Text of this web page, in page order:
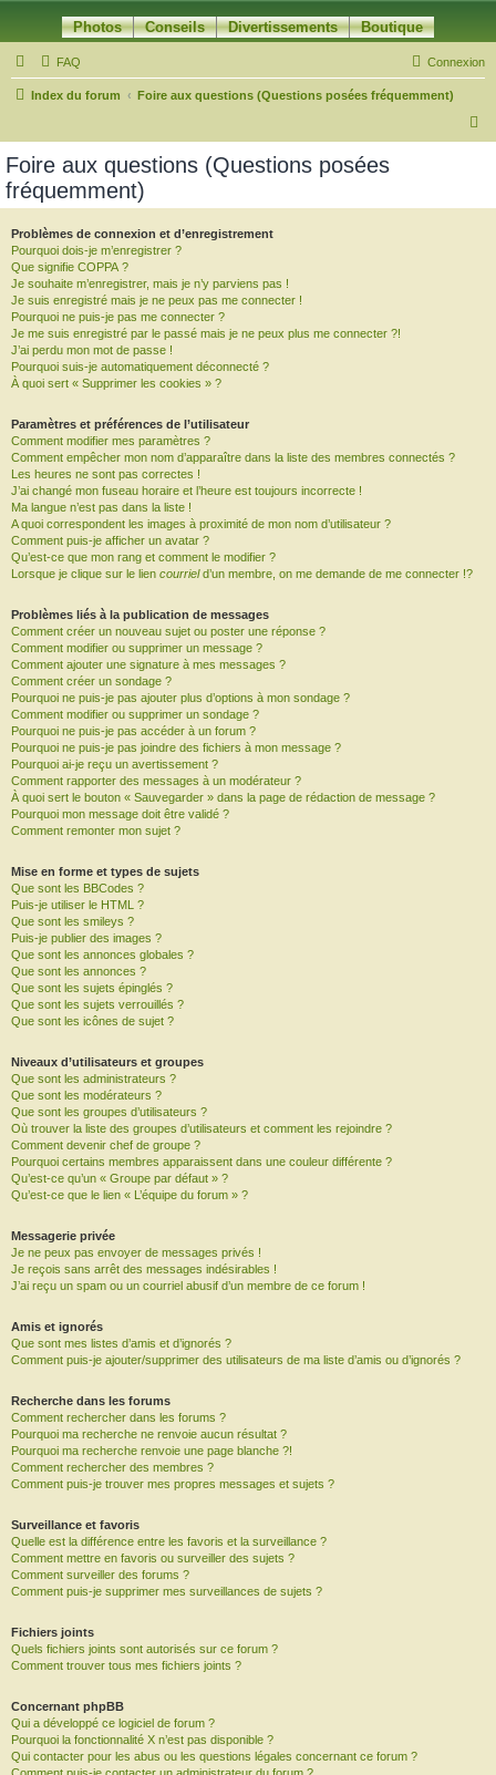
Photos Conseils Divertissements Boutique
FAQ Connexion
Index du forum
Foire aux questions (Questions posées fréquemment)
Foire aux questions (Questions posées
fréquemment)
Problèmes de connexion et d’enregistrement
Pourquoi dois-je m’enregistrer ?
Que signifie COPPA ?
Je souhaite m’enregistrer, mais je n’y parviens pas !
Je suis enregistré mais je ne peux pas me connecter !
Pourquoi ne puis-je pas me connecter ?
Je me suis enregistré par le passé mais je ne peux plus me connecter ?!
J’ai perdu mon mot de passe !
Pourquoi suis-je automatiquement déconnecté ?
À quoi sert « Supprimer les cookies » ?
Paramètres et préférences de l’utilisateur
Comment modifier mes paramètres ?
Comment empêcher mon nom d’apparaître dans la liste des membres connectés ?
Les heures ne sont pas correctes !
J’ai changé mon fuseau horaire et l’heure est toujours incorrecte !
Ma langue n’est pas dans la liste !
A quoi correspondent les images à proximité de mon nom d’utilisateur ?
Comment puis-je afficher un avatar ?
Qu’est-ce que mon rang et comment le modifier ?
Lorsque je clique sur le lien courrield’un membre, on me demande de me connecter !?
Problèmes liés à la publication de messages
Comment créer un nouveau sujet ou poster une réponse ?
Comment modifier ou supprimer un message ?
Comment ajouter une signature à mes messages ?
Comment créer un sondage ?
Pourquoi ne puis-je pas ajouter plus d’options à mon sondage ?
Comment modifier ou supprimer un sondage ?
Pourquoi ne puis-je pas accéder à un forum ?
Pourquoi ne puis-je pas joindre des fichiers à mon message ?
Pourquoi ai-je reçu un avertissement ?
Comment rapporter des messages à un modérateur ?
À quoi sert le bouton « Sauvegarder » dans la page de rédaction de message ?
Pourquoi mon message doit être validé ?
Comment remonter mon sujet ?
Mise en forme et types de sujets
Que sont les BBCodes ?
Puis-je utiliser le HTML ?
Que sont les smileys ?
Puis-je publier des images ?
Que sont les annonces globales ?
Que sont les annonces ?
Que sont les sujets épinglés ?
Que sont les sujets verrouillés ?
Que sont les icônes de sujet ?
Niveaux d’utilisateurs et groupes
Que sont les administrateurs ?
Que sont les modérateurs ?
Que sont les groupes d’utilisateurs ?
Où trouver la liste des groupes d’utilisateurs et comment les rejoindre ?
Comment devenir chef de groupe ?
Pourquoi certains membres apparaissent dans une couleur différente ?
Qu’est-ce qu’un « Groupe par défaut » ?
Qu’est-ce que le lien « L’équipe du forum » ?
Messagerie privée
Je ne peux pas envoyer de messages privés !
Je reçois sans arrêt des messages indésirables !
J’ai reçu un spam ou un courriel abusif d’un membre de ce forum !
Amis et ignorés
Que sont mes listes d’amis et d’ignorés ?
Comment puis-je ajouter/supprimer des utilisateurs de ma liste d’amis ou d’ignorés ?
Recherche dans les forums
Comment rechercher dans les forums ?
Pourquoi ma recherche ne renvoie aucun résultat ?
Pourquoi ma recherche renvoie une page blanche ?!
Comment rechercher des membres ?
Comment puis-je trouver mes propres messages et sujets ?
Surveillance et favoris
Quelle est la différence entre les favoris et la surveillance ?
Comment mettre en favoris ou surveiller des sujets ?
Comment surveiller des forums ?
Comment puis-je supprimer mes surveillances de sujets ?
Fichiers joints
Quels fichiers joints sont autorisés sur ce forum ?
Comment trouver tous mes fichiers joints ?
Concernant phpBB
Qui a développé ce logiciel de forum ?
Pourquoi la fonctionnalité X n’est pas disponible ?
Qui contacter pour les abus ou les questions légales concernant ce forum ?